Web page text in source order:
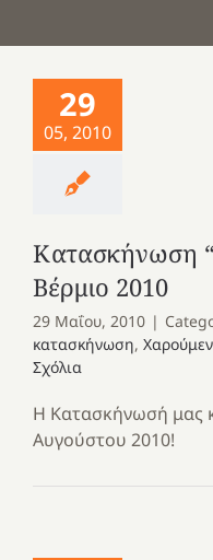
29
05, 2010
Κατασκήνωση
Βέρμιο 2010
29 Μαΐου, 2010 |
κατασκήνωση,
Σχόλια
Η Κατασκήνωσή μας
Αυγούστου 2010!